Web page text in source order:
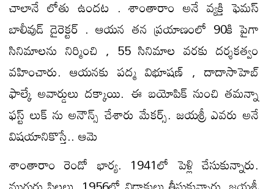
చాలానే లోతు ఉందట . శాంతారాం అనే వ్యక్తి ఫెమస్
బాలీవుడ్ డైరెక్టర్ . ఆయన తన ప్రయాణంలో 90కి పైగా
సినిమాలను నిర్మించి , 55 సినిమాల వరకు దర్శకత్వం
వహించారు. ఆయనకు పద్మ విభూషణ్ , దాదాసాహెబ్
ఫాల్కే అవార్డులు దక్కాయి. ఈ బయోపిక్ నుంచి తమన్నా
ఫస్ట్ లుక్ ను అనౌన్స్ చేశారు మేకర్స్. జయశ్రీ ఎవరు అనే
విషయానికొస్తే.. ఆమె
శాంతారాం రెండో భార్య. 1941లో పెళ్లి చేసుకున్నారు.